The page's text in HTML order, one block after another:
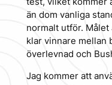
än dom vanliga
normalt utför. Målet
klar vinnare mellan
överlevnad och
Jag kommer att